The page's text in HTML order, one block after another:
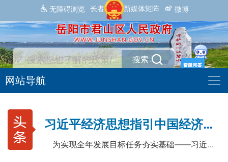
无障碍浏览 长者专区 新媒体矩阵 微博
搜索
网站导航
习近平经济思想指引中国经济高质量发展行稳致远
为实现全年发展目标任务夯实基础——习近平总书记引领“十五五”开局之年中国经济破浪前行